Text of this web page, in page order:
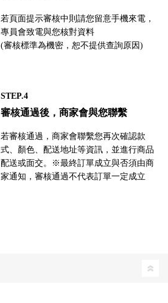
若頁面提示審核中則請您留意手機來電，
專員會致電與您核對資料
(審核標準為機密，恕不提供查詢原因)
STEP.4
審核通過後，商家會與您聯繫
若審核通過，商家會聯繫您再次確認款
式、顏色、配送地址等資訊，並進行商品
配送或面交。※最終訂單成立與否須由商
家通知，審核通過不代表訂單一定成立